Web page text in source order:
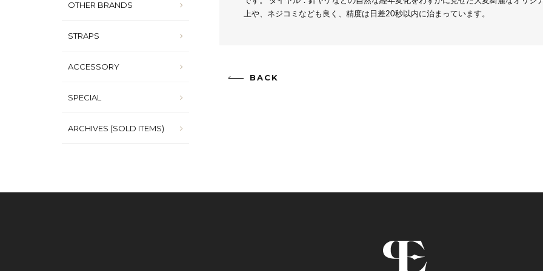
OTHER BRANDS
STRAPS
ACCESSORY
SPECIAL
ARCHIVES (SOLD ITEMS)
上や、ネジコミなども良く、精度は日差20秒以内に治まっています。
BACK